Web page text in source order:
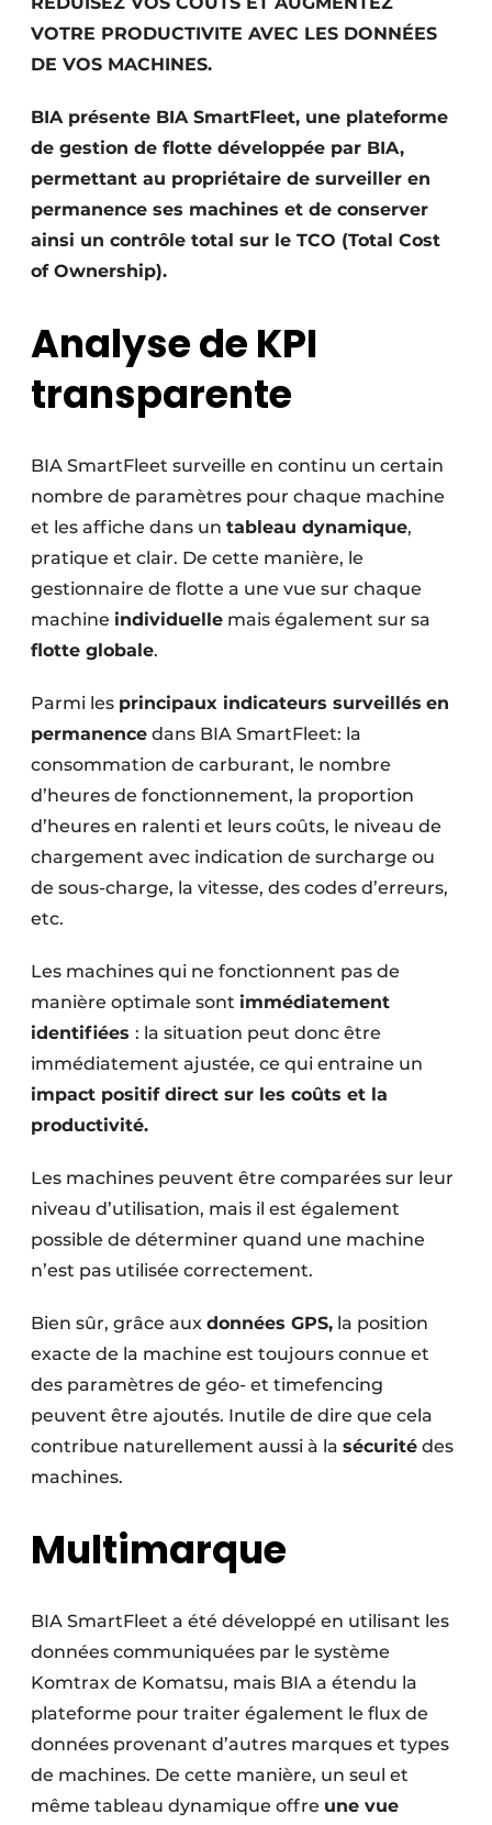
Termes et conditions
Video’s
Construction bois
Contrôle d’accès
Éclairage
Géotextiles
Infrastructures souterraines et égouttage
Protection solaire
Rénovation
Sécurité incendie
Software
Techniques ferroviaires
Travaux ferroviaires
VOTRE PRODUCTIVITE AVEC LES DONNÉES
DE VOS MACHINES.
BIA présente BIA SmartFleet, une plateforme
de gestion de flotte développée par BIA,
permettant au propriétaire de surveiller en
permanence ses machines et de conserver
ainsi un contrôle total sur le TCO (Total Cost
of Ownership).
Analyse de KPI
transparente
BIA SmartFleet surveille en continu un certain
nombre de paramètres pour chaque machine
et les affiche dans un tableau dynamique,
pratique et clair. De cette manière, le
gestionnaire de flotte a une vue sur chaque
machine individuelle mais également sur sa
flotte globale.
Parmi les principaux indicateurs surveillés en
permanence dans BIA SmartFleet: la
consommation de carburant, le nombre
d’heures de fonctionnement, la proportion
d’heures en ralenti et leurs coûts, le niveau de
chargement avec indication de surcharge ou
de sous-charge, la vitesse, des codes d’erreurs,
etc.
Les machines qui ne fonctionnent pas de
manière optimale sont immédiatement
identifiées : la situation peut donc être
immédiatement ajustée, ce qui entraine un
impact positif direct sur les coûts et la
productivité.
Les machines peuvent être comparées sur leur
niveau d’utilisation, mais il est également
possible de déterminer quand une machine
n’est pas utilisée correctement.
Bien sûr, grâce aux données GPS, la position
exacte de la machine est toujours connue et
des paramètres de géo- et timefencing
peuvent être ajoutés. Inutile de dire que cela
contribue naturellement aussi à la sécurité des
machines.
Multimarque
BIA SmartFleet a été développé en utilisant les
données communiquées par le système
Komtrax de Komatsu, mais BIA a étendu la
plateforme pour traiter également le flux de
données provenant d’autres marques et types
de machines. De cette manière, un seul et
même tableau dynamique offre une vue